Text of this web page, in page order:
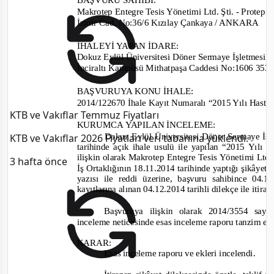
KTB ve Vakıflar Temmuz Fiyatları
KTB ve Vakıflar 2026 Fiyatları veri tabanına yüklendi.
3 hafta önce
Makrotep Entegre Tesis Yönetimi Ltd. Şti. -Protep
İzmir Cad.No:36/6 Kızılay Çankaya / ANKARA
İHALEYİ YAPAN İDARE:
Dokuz Eylül Üniversitesi Döner Sermaye İşletmesi
İnciraltı Kampüsü Mithatpaşa CaddesiNo:1606
BAŞVURUYA KONU İHALE:
2014/122670 İhale Kayıt Numaralı “2015 Yılı
KURUMCA YAPILAN İNCELEME:
Dokuz Eylül Üniversitesi Döner Sermaye
tarihindeaçık ihale usulüile yapılan “2015 Yılı
ilişkin olarak Makrotep Entegre Tesis Yönetimi
İş Ortaklığının 18.11.2014 tarihinde yaptığı şikâyet
yazısı ile reddi üzerine, başvuru sahibince
kayıtlarına alınan04.12.2014tarihli dilekçe ile
Başvuruya ilişkin olarak 2014/3554
inceleme neticesinde esas inceleme raporu tanzim
KARAR:
Esas inceleme raporu ve ekleri incelendi.